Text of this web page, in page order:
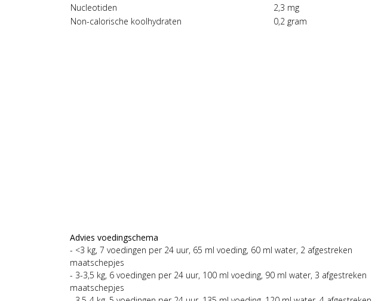
Nucleotiden
2,3 mg
Non-calorische koolhydraten
0,2 gram
Advies voedingschema
- <3 kg, 7 voedingen per 24 uur, 65 ml voeding, 60 ml water, 2 afgestreken
maatschepjes
- 3-3,5 kg, 6 voedingen per 24 uur, 100 ml voeding, 90 ml water, 3 afgestreken
maatschepjes